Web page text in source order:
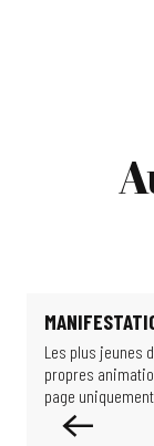
Le jardin de Michèle
Féeries Nocturnes
Escape game :
Exposition -
Visite guidée : La
Exposition : Les
Exposition : Limits
Les plus jeunes
propres
page